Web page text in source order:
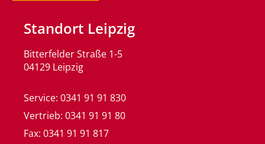
Standort Leipzig
Bitterfelder Straße 1-5
04129 Leipzig
Service: 0341 91 91 830
Vertrieb: 0341 91 91 80
Fax: 0341 91 91 817